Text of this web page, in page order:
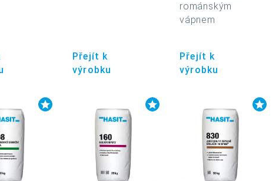
Přejít k
výrobku
románským
vápnem
Přejít k
výrobku